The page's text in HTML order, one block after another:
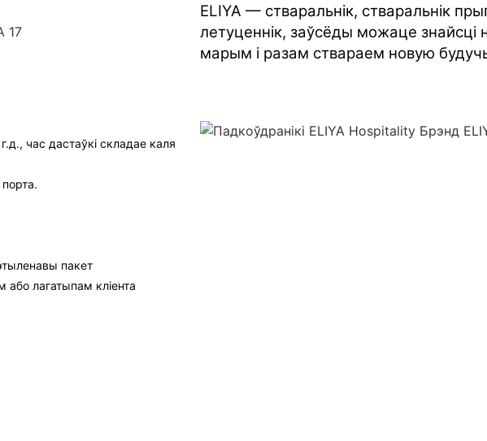
ELIYA — стваральнік, стваральнік
летуценнік, заўсёды можаце
марым і разам ствараем новую
час дастаўкі складае каля
пакет
лагатыпам кліента